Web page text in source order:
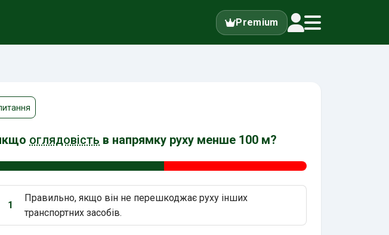
Premium
оглядовість в напрямку руху менше 100 м?
Варіант 1:
1
Правильно, якщо він не перешкоджає руху інших
транспортних засобів.